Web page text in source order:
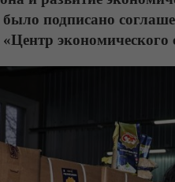
было подписано
экономического